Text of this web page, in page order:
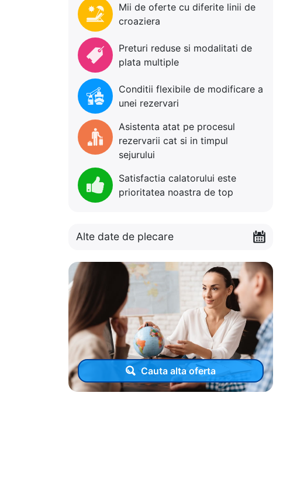
Mii de oferte cu diferite linii de
croaziera
Preturi reduse si modalitati de
plata multiple
Conditii flexibile de modificare a
unei rezervari
Asistenta atat pe procesul
rezervarii cat si in timpul
sejurului
Satisfactia calatorului este
prioritatea noastra de top
Alte date de plecare
Cauta alta oferta